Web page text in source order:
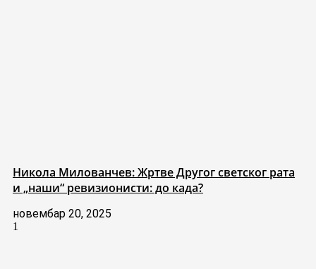
Никола Милованчев: Жртве Другог светског рата
и „наши“ ревизионисти: до када?
новембар 20, 2025